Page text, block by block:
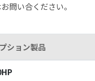
問い合ください。
ション製品